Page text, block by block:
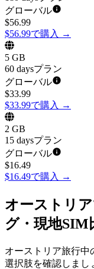
グローバル
$56.99
$56.99で購入 →
5 GB
60 daysプラン
グローバル
$33.99
$33.99で購入 →
2 GB
15 daysプラン
グローバル
$16.49
$16.49で購入 →
オーストリ
グ・現地SIM
オーストリア旅行中
選択肢を確認しまし